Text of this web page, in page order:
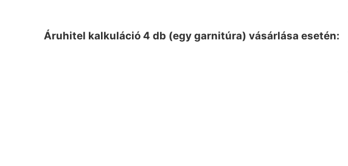
Áruhitel kalkuláció 4 db (egy garnitúra) vásárlása esetén: